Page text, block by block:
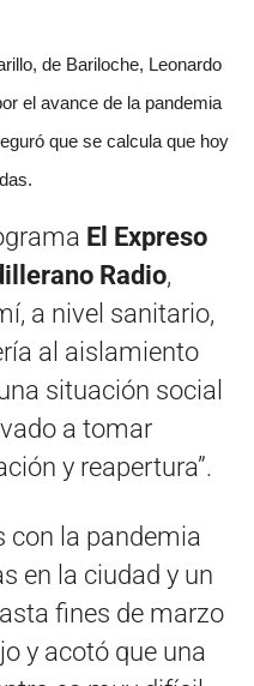
de Bariloche, Leonardo
el avance de la pandemia
que se calcula que hoy
El Expreso
Radio,
a nivel sanitario,
al aislamiento
situación social
a tomar
y reapertura”.
con la pandemia
en la ciudad y un
fines de marzo
y acotó que una